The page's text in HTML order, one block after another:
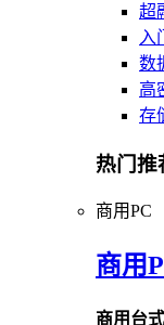
超
入
数
高
存
热门推
商用PC
商用
商用台